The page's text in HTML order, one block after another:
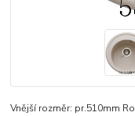
Vnější rozměr: pr.510mm